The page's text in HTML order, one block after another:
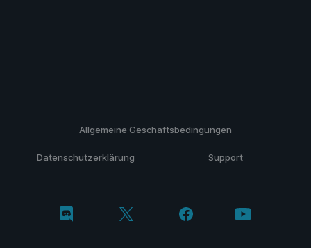
Allgemeine Geschäftsbedingungen
Datenschutzerklärung Support